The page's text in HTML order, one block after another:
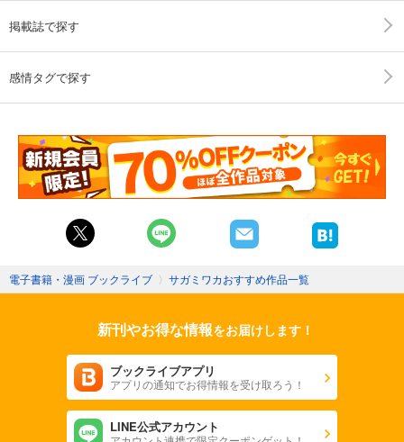
掲載誌で探す
感情タグで探す
電子書籍・漫画 ブックライブ 〉 サガミワカおすすめ作品一覧
新刊やお得な情報をお届けします！
ブックライブアプリ
アプリの通知でお得情報を受け取ろう！
LINE公式アカウント